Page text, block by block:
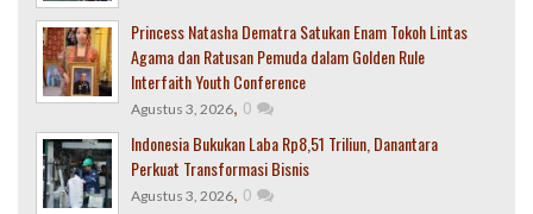
Princess Natasha Dematra Satukan Enam Tokoh Lintas
Agama dan Ratusan Pemuda dalam Golden Rule
Interfaith Youth Conference
Agustus 3, 2026, 0
Indonesia Bukukan Laba Rp8,51 Triliun, Danantara
Perkuat Transformasi Bisnis
Agustus 3, 2026, 0